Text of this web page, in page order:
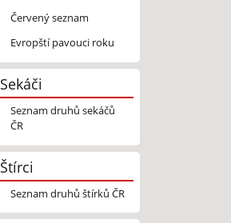
Červený seznam
Evropští pavouci roku
Sekáči
Seznam druhů sekáčů
ČR
Štírci
Seznam druhů štírků ČR